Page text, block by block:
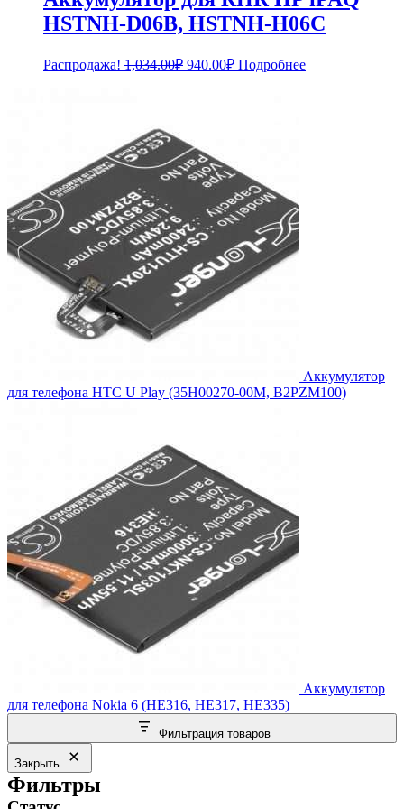
HSTNH-D06B, HSTNH-H06C
Распродажа! 1,034.00₽ Первоначальная
940.00₽Текущая
цена:
Подробнее
Аккумулятор
для телефона HTC U Play (35H00270-00M, B2PZM100)
Аккумулятор
для телефона Nokia 6 (HE316, HE317, HE335)
Фильтрация товаров
Закрыть
Фильтры